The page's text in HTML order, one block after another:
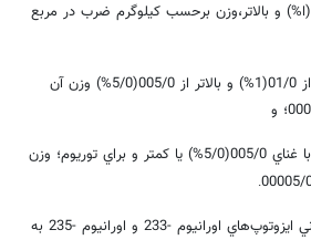
ب- براي اورانيوم با غناي 01/0(ا%) و بالاتر،‌وزن برحسب كيلوگرم ضرب در مربع
ج- براي اورانيوم با غناي كمتر از 01/0(1%) و بالاتر از 005/0(5/0%) وزن آن
د- در مورد اورانيوم تهي شده با غناي 005/0(5/0%) يا كمتر و براي توريوم؛ وزن
.
ح- غنا عبارت است مجموع وزني ايزوتوپ‌هاي اورانيوم -233 و اورانيوم -235 به